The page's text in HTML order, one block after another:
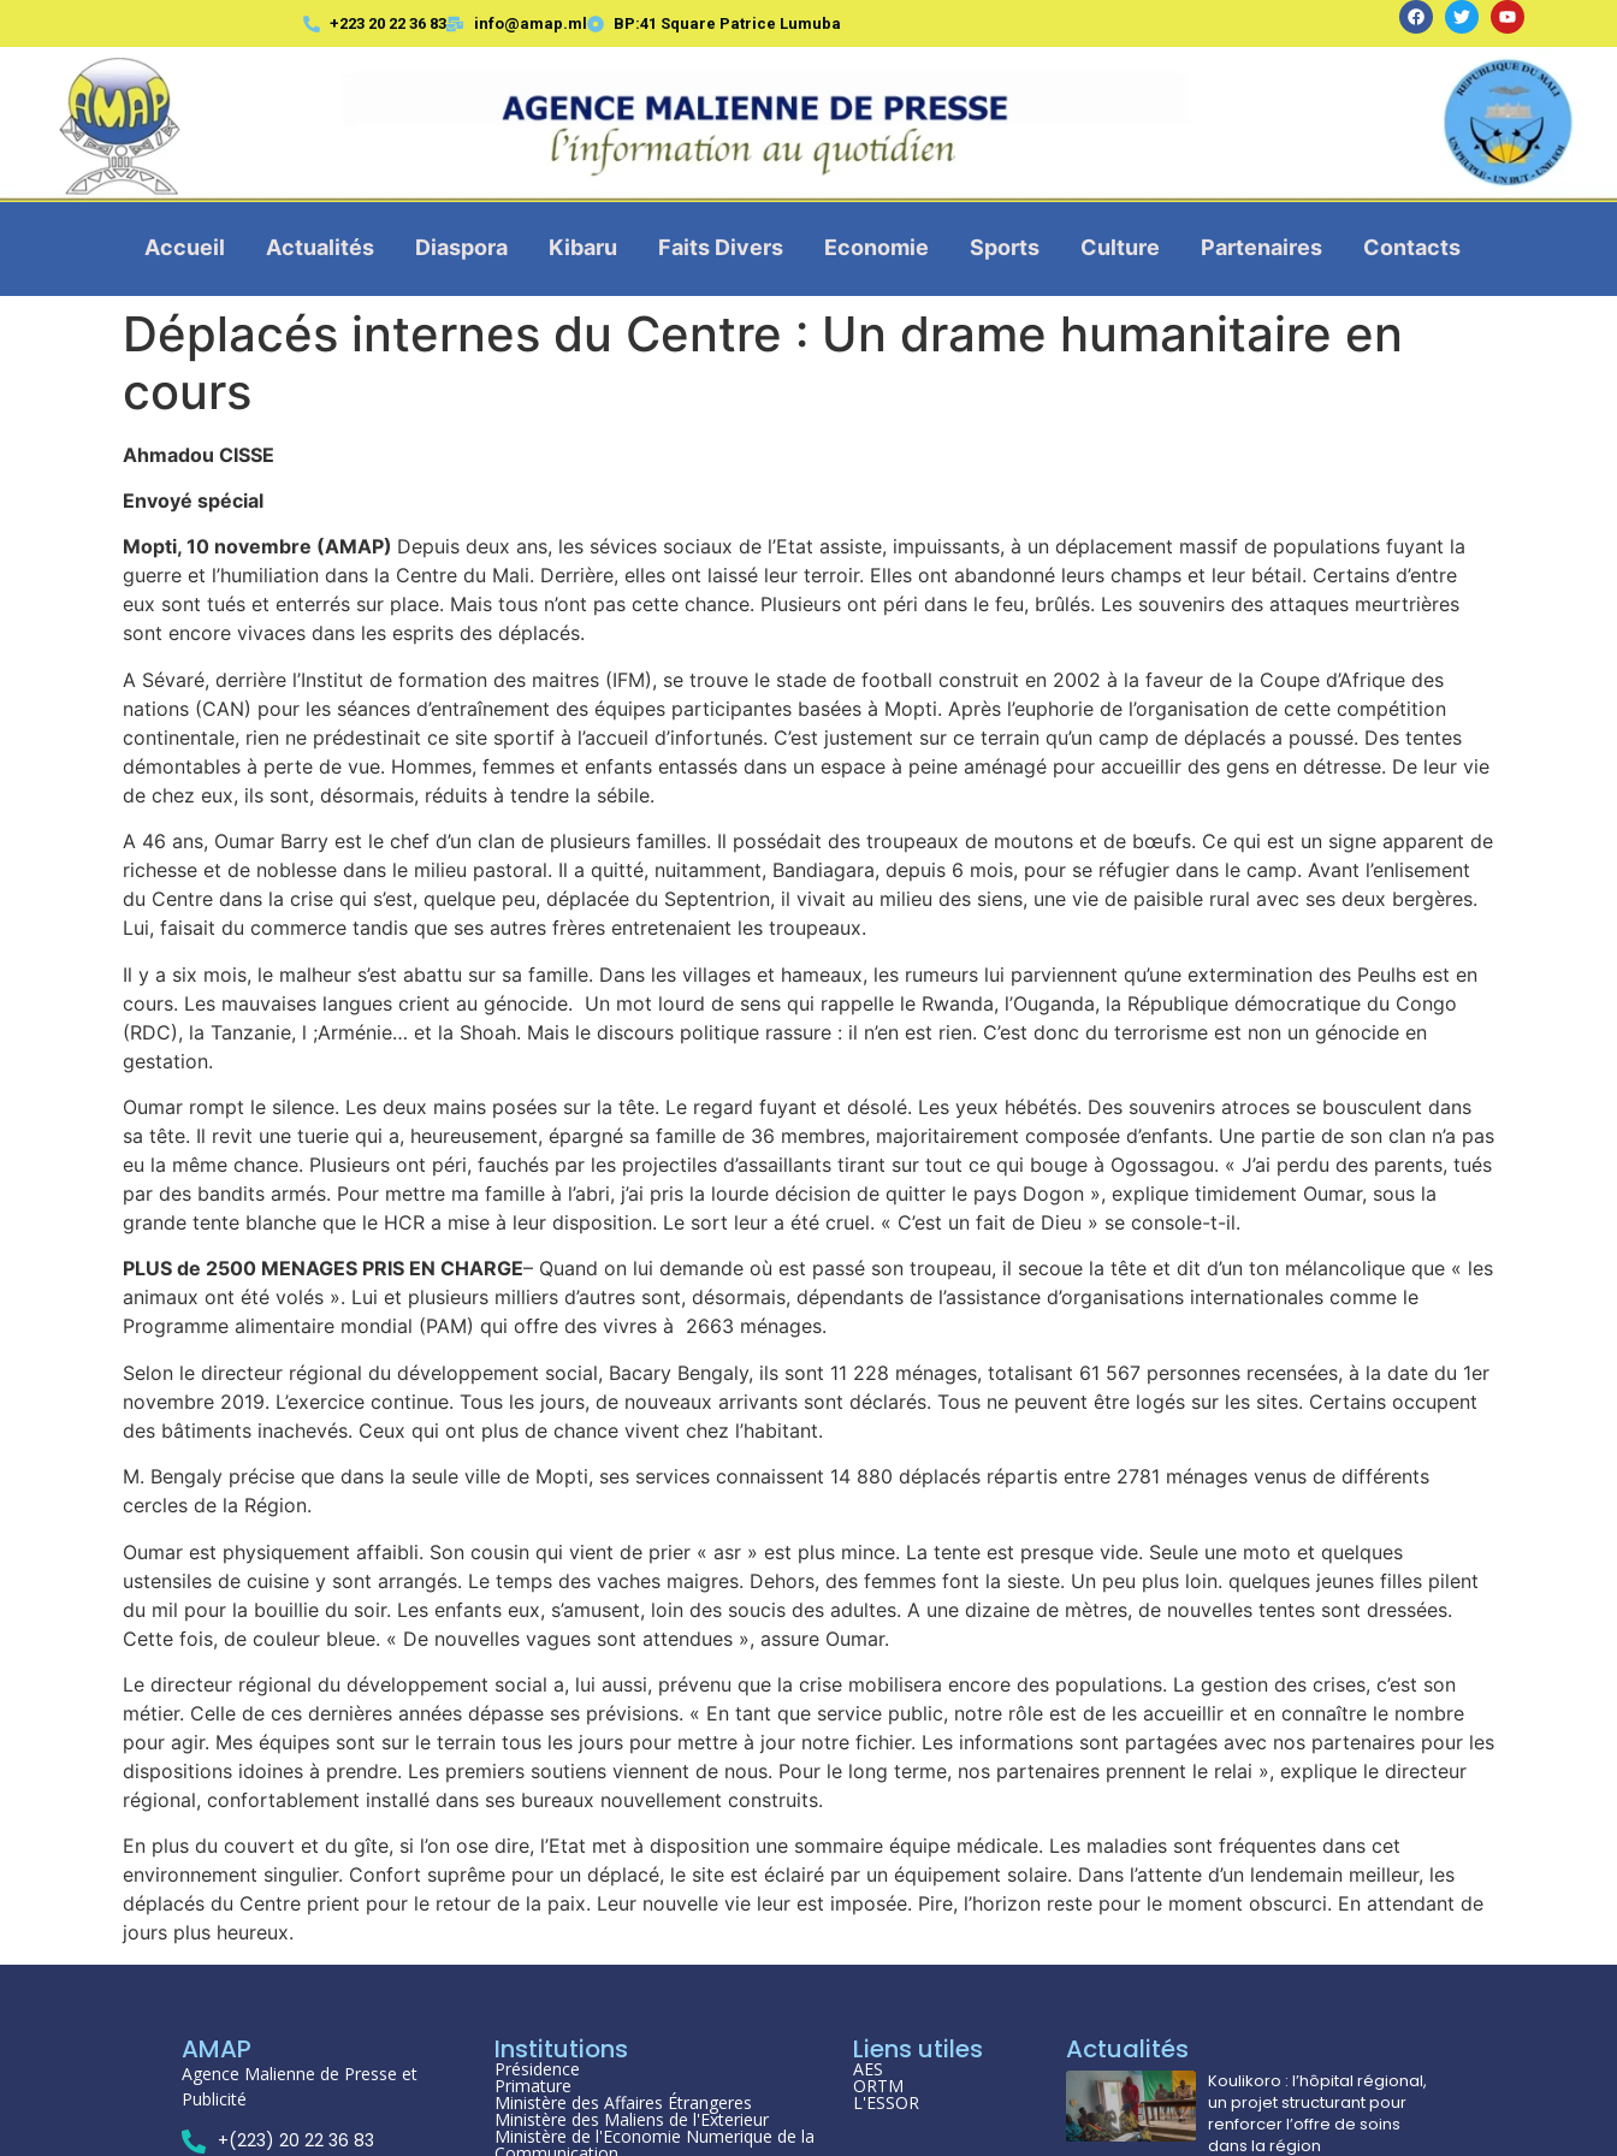
+223 20 22 36 83 info@amap.ml BP:41 Square Patrice Lumuba
Accueil Actualités Diaspora Kibaru Faits Divers Economie Sports Culture Partenaires Contacts
Déplacés internes du Centre : Un drame humanitaire en
cours
Ahmadou CISSE
Envoyé spécial
Mopti, 10 novembre (AMAP) Depuis deux ans, les sévices sociaux de l’Etat assiste, impuissants, à un déplacement massif de populations fuyant la
guerre et l’humiliation dans la Centre du Mali. Derrière, elles ont laissé leur terroir. Elles ont abandonné leurs champs et leur bétail. Certains d’entre
eux sont tués et enterrés sur place. Mais tous n’ont pas cette chance. Plusieurs ont péri dans le feu, brûlés. Les souvenirs des attaques meurtrières
sont encore vivaces dans les esprits des déplacés.
A Sévaré, derrière l’Institut de formation des maitres (IFM), se trouve le stade de football construit en 2002 à la faveur de la Coupe d’Afrique des
nations (CAN) pour les séances d’entraînement des équipes participantes basées à Mopti. Après l’euphorie de l’organisation de cette compétition
continentale, rien ne prédestinait ce site sportif à l’accueil d’infortunés. C’est justement sur ce terrain qu’un camp de déplacés a poussé. Des tentes
démontables à perte de vue. Hommes, femmes et enfants entassés dans un espace à peine aménagé pour accueillir des gens en détresse. De leur vie
de chez eux, ils sont, désormais, réduits à tendre la sébile.
A 46 ans, Oumar Barry est le chef d’un clan de plusieurs familles. Il possédait des troupeaux de moutons et de bœufs. Ce qui est un signe apparent de
richesse et de noblesse dans le milieu pastoral. Il a quitté, nuitamment, Bandiagara, depuis 6 mois, pour se réfugier dans le camp. Avant l’enlisement
du Centre dans la crise qui s’est, quelque peu, déplacée du Septentrion, il vivait au milieu des siens, une vie de paisible rural avec ses deux bergères.
Lui, faisait du commerce tandis que ses autres frères entretenaient les troupeaux.
Il y a six mois, le malheur s’est abattu sur sa famille. Dans les villages et hameaux, les rumeurs lui parviennent qu’une extermination des Peulhs est en
cours. Les mauvaises langues crient au génocide. Un mot lourd de sens qui rappelle le Rwanda, l’Ouganda, la République démocratique du Congo
(RDC), la Tanzanie, l ;Arménie… et la Shoah. Mais le discours politique rassure : il n’en est rien. C’est donc du terrorisme est non un génocide en
gestation.
Oumar rompt le silence. Les deux mains posées sur la tête. Le regard fuyant et désolé. Les yeux hébétés. Des souvenirs atroces se bousculent dans
sa tête. Il revit une tuerie qui a, heureusement, épargné sa famille de 36 membres, majoritairement composée d’enfants. Une partie de son clan n’a pas
eu la même chance. Plusieurs ont péri, fauchés par les projectiles d’assaillants tirant sur tout ce qui bouge à Ogossagou. « J’ai perdu des parents, tués
par des bandits armés. Pour mettre ma famille à l’abri, j’ai pris la lourde décision de quitter le pays Dogon », explique timidement Oumar, sous la
grande tente blanche que le HCR a mise à leur disposition. Le sort leur a été cruel. « C’est un fait de Dieu » se console-t-il.
PLUS de 2500 MENAGES PRIS EN CHARGE– Quand on lui demande où est passé son troupeau, il secoue la tête et dit d’un ton mélancolique que « les
animaux ont été volés ». Lui et plusieurs milliers d’autres sont, désormais, dépendants de l’assistance d’organisations internationales comme le
Programme alimentaire mondial (PAM) qui offre des vivres à 2663 ménages.
Selon le directeur régional du développement social, Bacary Bengaly, ils sont 11 228 ménages, totalisant 61 567 personnes recensées, à la date du 1er
novembre 2019. L’exercice continue. Tous les jours, de nouveaux arrivants sont déclarés. Tous ne peuvent être logés sur les sites. Certains occupent
des bâtiments inachevés. Ceux qui ont plus de chance vivent chez l’habitant.
M. Bengaly précise que dans la seule ville de Mopti, ses services connaissent 14 880 déplacés répartis entre 2781 ménages venus de différents
cercles de la Région.
Oumar est physiquement affaibli. Son cousin qui vient de prier « asr » est plus mince. La tente est presque vide. Seule une moto et quelques
ustensiles de cuisine y sont arrangés. Le temps des vaches maigres. Dehors, des femmes font la sieste. Un peu plus loin. quelques jeunes filles pilent
du mil pour la bouillie du soir. Les enfants eux, s’amusent, loin des soucis des adultes. A une dizaine de mètres, de nouvelles tentes sont dressées.
Cette fois, de couleur bleue. « De nouvelles vagues sont attendues », assure Oumar.
Le directeur régional du développement social a, lui aussi, prévenu que la crise mobilisera encore des populations. La gestion des crises, c’est son
métier. Celle de ces dernières années dépasse ses prévisions. « En tant que service public, notre rôle est de les accueillir et en connaître le nombre
pour agir. Mes équipes sont sur le terrain tous les jours pour mettre à jour notre fichier. Les informations sont partagées avec nos partenaires pour les
dispositions idoines à prendre. Les premiers soutiens viennent de nous. Pour le long terme, nos partenaires prennent le relai », explique le directeur
régional, confortablement installé dans ses bureaux nouvellement construits.
En plus du couvert et du gîte, si l’on ose dire, l’Etat met à disposition une sommaire équipe médicale. Les maladies sont fréquentes dans cet
environnement singulier. Confort suprême pour un déplacé, le site est éclairé par un équipement solaire. Dans l’attente d’un lendemain meilleur, les
déplacés du Centre prient pour le retour de la paix. Leur nouvelle vie leur est imposée. Pire, l’horizon reste pour le moment obscurci. En attendant de
jours plus heureux.
AMAP
Agence Malienne de Presse et
Publicité
+(223) 20 22 36 83
Institutions
Présidence
Primature
Ministère des Affaires Étrangeres
Ministère des Maliens de l'Exterieur
Ministère de l'Economie Numerique de la
Liens utiles
AES
ORTM
L'ESSOR
Actualités
Koulikoro : l’hôpital régional,
un projet structurant pour
renforcer l’offre de soins
dans la région